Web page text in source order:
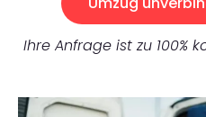
Ihre Anfrage ist zu 100%